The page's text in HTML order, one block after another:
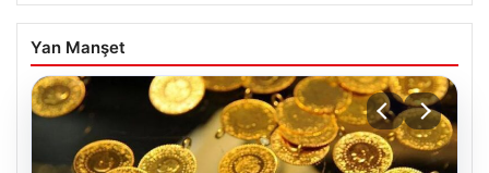
Yan Manşet